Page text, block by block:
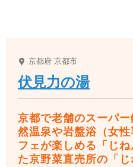
京都府 京都市
伏見力の湯
京都で老舗のスーパ
然温泉や岩盤浴（女
フェが楽しめる「じ
た京野菜直売所の「